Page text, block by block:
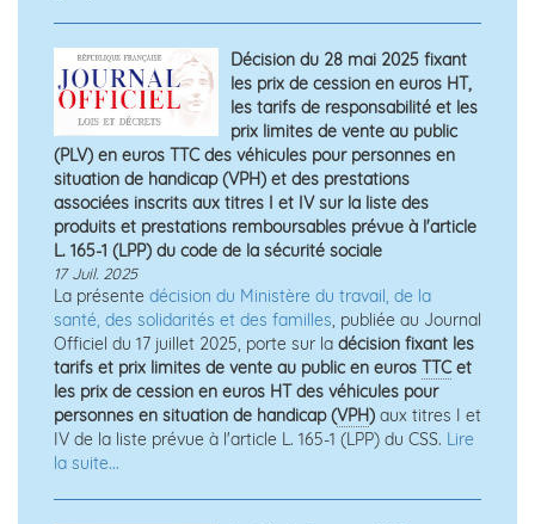
Décision du 28 mai 2025 fixant
les prix de cession en euros HT,
les tarifs de responsabilité et les
prix limites de vente au public
(PLV) en euros TTC des véhicules pour personnes en
situation de handicap (VPH) et des prestations
associées inscrits aux titres I et IV sur la liste des
produits et prestations remboursables prévue à l'article
L. 165-1 (LPP) du code de la sécurité sociale
17 Juil. 2025
La présente décision du Ministère du travail, de la
santé, des solidarités et des familles, publiée au Journal
Officiel du 17 juillet 2025, porte sur la décision fixant les
tarifs et prix limites de vente au public en euros TTCet
les prix de cession en euros HT des véhicules pour
personnes en situation de handicap (VPH) aux titres I et
IV de la liste prévue à l'article L. 165-1 (LPP) du CSS. Lire
la suite...